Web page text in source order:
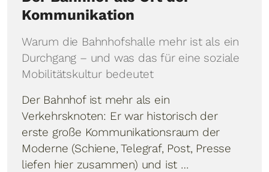
Kommunikation
Warum die Bahnhofshalle mehr ist als ein
Durchgang – und was das für eine soziale
Mobilitätskultur bedeutet
Der Bahnhof ist mehr als ein
Verkehrsknoten: Er war historisch der
erste große Kommunikationsraum der
Moderne (Schiene, Telegraf, Post, Presse
liefen hier zusammen) und ist …